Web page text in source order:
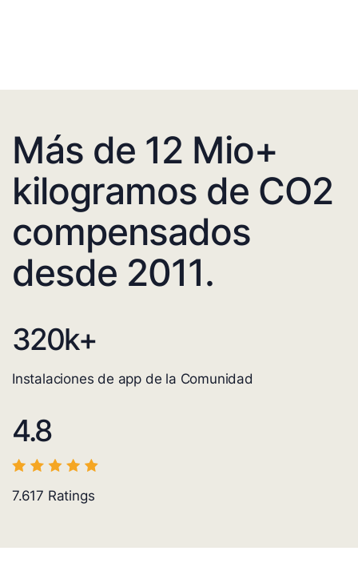
Más de 12 Mio+
kilogramos de CO2
compensados
desde 2011.
320k+
Instalaciones de app de la Comunidad
4.8
7.617 Ratings